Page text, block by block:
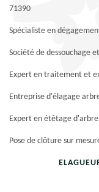
71390
Spécialiste en
Société de dessouchage
Expert en traitement et
Entreprise d'élagage
Expert en étêtage
Pose de clôture sur